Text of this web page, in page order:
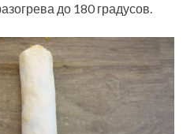
до 180 градусов.